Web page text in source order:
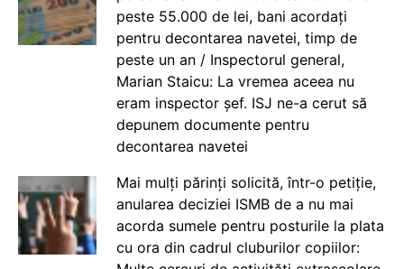
peste 55.000 de lei, bani acordați
pentru decontarea navetei, timp de
peste un an / Inspectorul general,
Marian Staicu: La vremea aceea nu
eram inspector șef. ISJ ne-a cerut să
depunem documente pentru
decontarea navetei
Mai mulți părinți solicită, într-o petiție,
anularea deciziei ISMB de a nu mai
acorda sumele pentru posturile la plata
cu ora din cadrul cluburilor copiilor: